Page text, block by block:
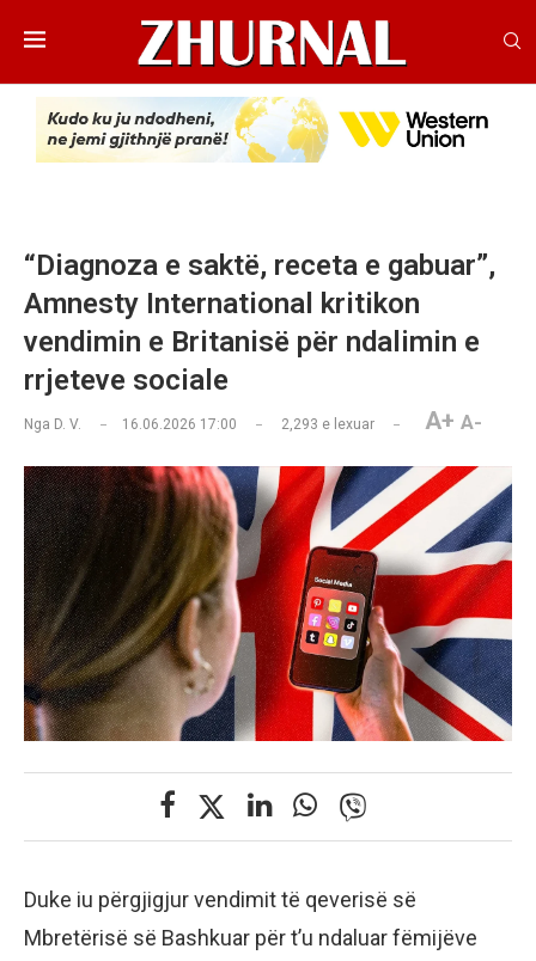
“Diagnoza e saktë, receta e gabuar”,
Amnesty International kritikon
vendimin e Britanisë për ndalimin e
rrjeteve sociale
Nga D. V. 16.06.2026 17:00 2,293 e lexuar A+ A-
Duke iu përgjigjur vendimit të qeverisë së
Mbretërisë së Bashkuar për t’u ndaluar fëmijëve